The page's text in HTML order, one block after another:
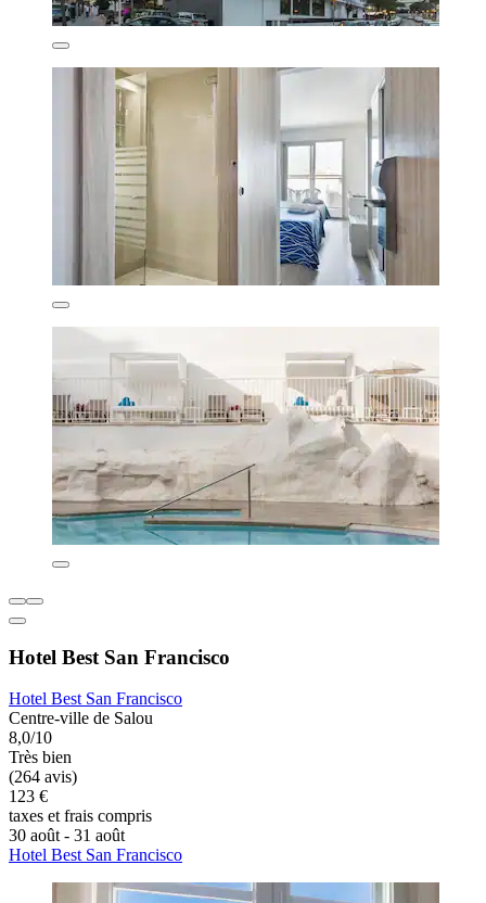
Hotel Best San Francisco
Hotel Best San Francisco
Centre-ville de Salou
8,0/10
Très bien
(264 avis)
123 €
taxes et frais compris
30 août - 31 août
Hotel Best San Francisco